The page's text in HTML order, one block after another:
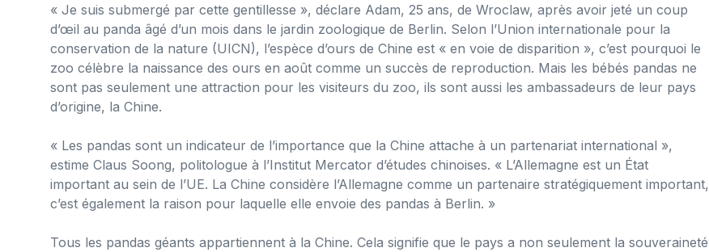
« Je suis submergé par cette gentillesse », déclare Adam, 25 ans, de Wroclaw, après avoir jeté un coup
d’œil au panda âgé d’un mois dans le jardin zoologique de Berlin. Selon l’Union internationale pour la
conservation de la nature (UICN), l’espèce d’ours de Chine est « en voie de disparition », c’est pourquoi le
zoo célèbre la naissance des ours en août comme un succès de reproduction. Mais les bébés pandas ne
sont pas seulement une attraction pour les visiteurs du zoo, ils sont aussi les ambassadeurs de leur pays
d’origine, la Chine.
« Les pandas sont un indicateur de l’importance que la Chine attache à un partenariat international »,
estime Claus Soong, politologue à l’Institut Mercator d’études chinoises. « L’Allemagne est un État
important au sein de l’UE. La Chine considère l’Allemagne comme un partenaire stratégiquement important,
c’est également la raison pour laquelle elle envoie des pandas à Berlin. »
Tous les pandas géants appartiennent à la Chine. Cela signifie que le pays a non seulement la souveraineté